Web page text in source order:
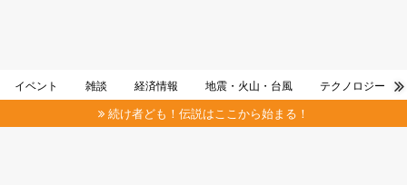
イベント 雑談 経済情報 地震・火山・台風 テクノロジー
続け者ども！伝説はここから始まる！